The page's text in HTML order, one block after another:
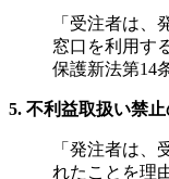
「受注者は、
窓口を利用す
保護新法第14
5. 不利益取扱い禁
「発注者は、
れたことを理